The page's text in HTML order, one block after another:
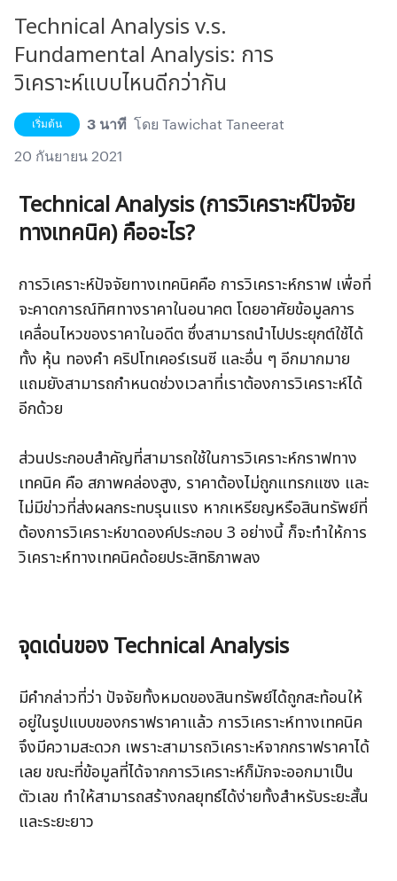
Technical Analysis v.s.
Fundamental Analysis: การ
วิเคราะห์แบบไหนดีกว่ากัน
เริ่มต้น 3 นาที โดย Tawichat Taneerat
20 กันยายน 2021
Technical Analysis (การวิเคราะห์ปัจจัย
ทางเทคนิค) คืออะไร?
การวิเคราะห์ปัจจัยทางเทคนิคคือ การวิเคราะห์กราฟ เพื่อที่
จะคาดการณ์ทิศทางราคาในอนาคต โดยอาศัยข้อมูลการ
เคลื่อนไหวของราคาในอดีต ซึ่งสามารถนำไปประยุกต์ใช้ได้
ทั้ง หุ้น ทองคำ คริปโทเคอร์เรนซี และอื่น ๆ อีกมากมาย
แถมยังสามารถกำหนดช่วงเวลาที่เราต้องการวิเคราะห์ได้
อีกด้วย
ส่วนประกอบสำคัญที่สามารถใช้ในการวิเคราะห์กราฟทาง
เทคนิค คือ สภาพคล่องสูง, ราคาต้องไม่ถูกแทรกแซง และ
ไม่มีข่าวที่ส่งผลกระทบรุนแรง หากเหรียญหรือสินทรัพย์ที่
ต้องการวิเคราะห์ขาดองค์ประกอบ 3 อย่างนี้ ก็จะทำให้การ
วิเคราะห์ทางเทคนิคด้อยประสิทธิภาพลง
จุดเด่นของ Technical Analysis
มีคำกล่าวที่ว่า ปัจจัยทั้งหมดของสินทรัพย์ได้ถูกสะท้อนให้
อยู่ในรูปแบบของกราฟราคาแล้ว การวิเคราะห์ทางเทคนิค
จึงมีความสะดวก เพราะสามารถวิเคราะห์จากกราฟราคาได้
เลย ขณะที่ข้อมูลที่ได้จากการวิเคราะห์ก็มักจะออกมาเป็น
ตัวเลข ทำให้สามารถสร้างกลยุทธ์ได้ง่ายทั้งสำหรับระยะสั้น
และระยะยาว